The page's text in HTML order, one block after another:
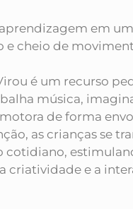
em
cheio de
é um recurso
música,
de forma
as crianças se
cotidiano,
criatividade e a